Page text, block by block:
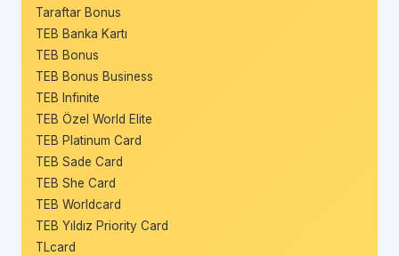
Taraftar Bonus
TEB Banka Kartı
TEB Bonus
TEB Bonus Business
TEB Infinite
TEB Özel World Elite
TEB Platinum Card
TEB Sade Card
TEB She Card
TEB Worldcard
TEB Yıldız Priority Card
TLcard